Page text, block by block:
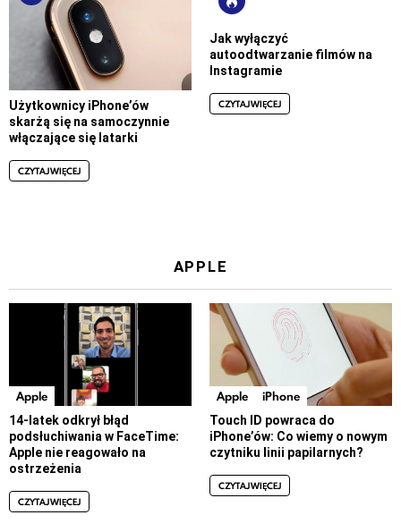
Użytkownicy iPhone’ów
skarżą się na samoczynnie
włączające się latarki
CZYTAJ WIĘCEJ
Jak wyłączyć
autoodtwarzanie filmów na
Instagramie
CZYTAJ WIĘCEJ
APPLE
Apple
14-latek odkrył błąd
podsłuchiwania w FaceTime:
Apple nie reagowało na
ostrzeżenia
CZYTAJ WIĘCEJ
Apple iPhone
Touch ID powraca do
iPhone’ów: Co wiemy o nowym
czytniku linii papilarnych?
CZYTAJ WIĘCEJ